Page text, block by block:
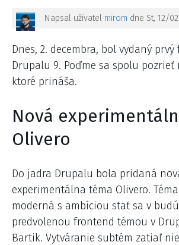
Napsal uživatel mirom dne St, 12/
Dnes, 2. decembra, bol vydaný
Drupalu 9. Poďme sa spolu pozrieť
ktoré prináša.
Nová
Olivero
Do jadra Drupalu bola pridaná
experimentálna téma Olivero.
moderná s ambíciou stať sa v
predvolenou frontend témou v
Bartik. Vytváranie subtém zatiaľ